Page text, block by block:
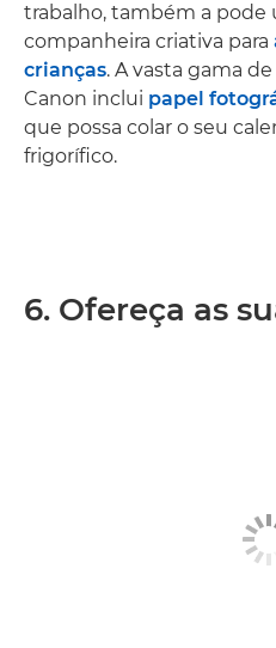
trabalho, também a pode
companheira criativa para
crianças. A vasta gama
Canon inclui papel
que possa colar o seu
frigorífico.
6. Ofereça as